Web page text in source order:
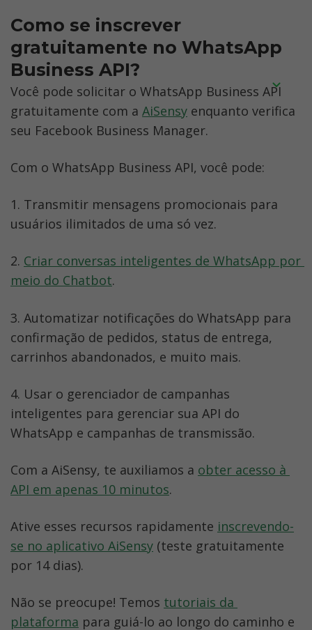
com um de nossos atendentes.
para verificar a legalidade do negócio, a
verificação azul ou verde é um
reconhecimento direto do Facebook da
legitimidade da empresa.
documento de comprovante de endereço
têm endereços diferentes.
2. O nome legal da empresa não é
mencionado no rodapé do site.
3. Endereço de e-mail comercial não usado
durante a verificação. É aconselhável usar
o endereço de e-mail comercial. Exemplo:
Como se inscrever
gratuitamente no WhatsApp
Business API?
Você pode solicitar o WhatsApp Business API
gratuitamente com a AiSensy enquanto verifica
seu Facebook Business Manager.
Com o WhatsApp Business API, você pode:
1. Transmitir mensagens promocionais para
usuários ilimitados de uma só vez.
2. Criar conversas inteligentes de WhatsApp por
meio do Chatbot.
3. Automatizar notificações do WhatsApp para
confirmação de pedidos, status de entrega,
carrinhos abandonados, e muito mais.
4. Usar o gerenciador de campanhas
inteligentes para gerenciar sua API do
WhatsApp e campanhas de transmissão.
Com a AiSensy, te auxiliamos a obter acesso à
API em apenas 10 minutos.
Ative esses recursos rapidamente inscrevendo-
se no aplicativo AiSensy (teste gratuitamente
por 14 dias).
Não se preocupe! Temos tutoriais da
plataforma para guiá-lo ao longo do caminho e